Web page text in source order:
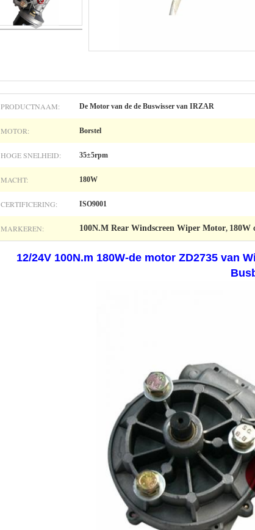
PRODUCTNAAM: De Motor van de de Buswisser van IRZAR
MOTOR: Borstel
HOGE SNELHEID: 35±5rpm
MACHT: 180W
CERTIFICERING: ISO9001
MARKEREN: 100N.M Rear Windscreen Wiper Motor, 180W
12/24V 100N.m 180W-de motor ZD2735 van